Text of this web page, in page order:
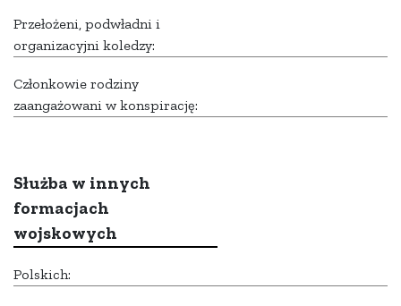
Przełożeni, podwładni i
organizacyjni koledzy:
Członkowie rodziny
zaangażowani w konspirację:
Służba w innych
formacjach
wojskowych
Polskich: